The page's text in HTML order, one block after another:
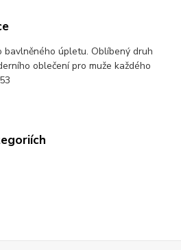
úpletu. Oblíbený druh
oblečení pro muže každého